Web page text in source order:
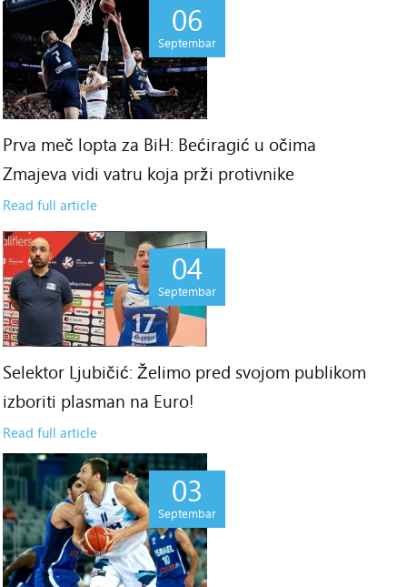
06
Septembar
Prva meč lopta za BiH: Bećiragić u očima
Zmajeva vidi vatru koja prži protivnike
Read full article
04
Septembar
Selektor Ljubičić: Želimo pred svojom publikom
izboriti plasman na Euro!
Read full article
03
Septembar